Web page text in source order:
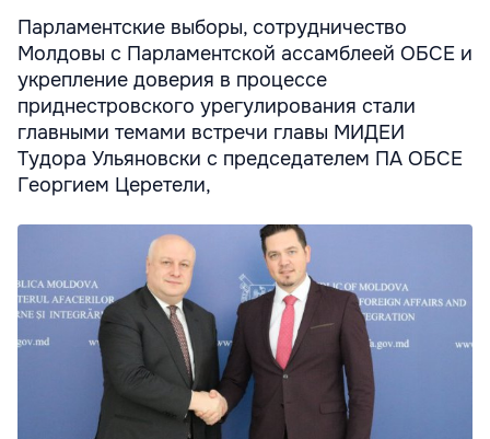
Парламентские выборы, сотрудничество
Молдовы с Парламентской ассамблеей ОБСЕ и
укрепление доверия в процессе
приднестровского урегулирования стали
главными темами встречи главы МИДЕИ
Тудора Ульяновски с председателем ПА ОБСЕ
Георгием Церетели,